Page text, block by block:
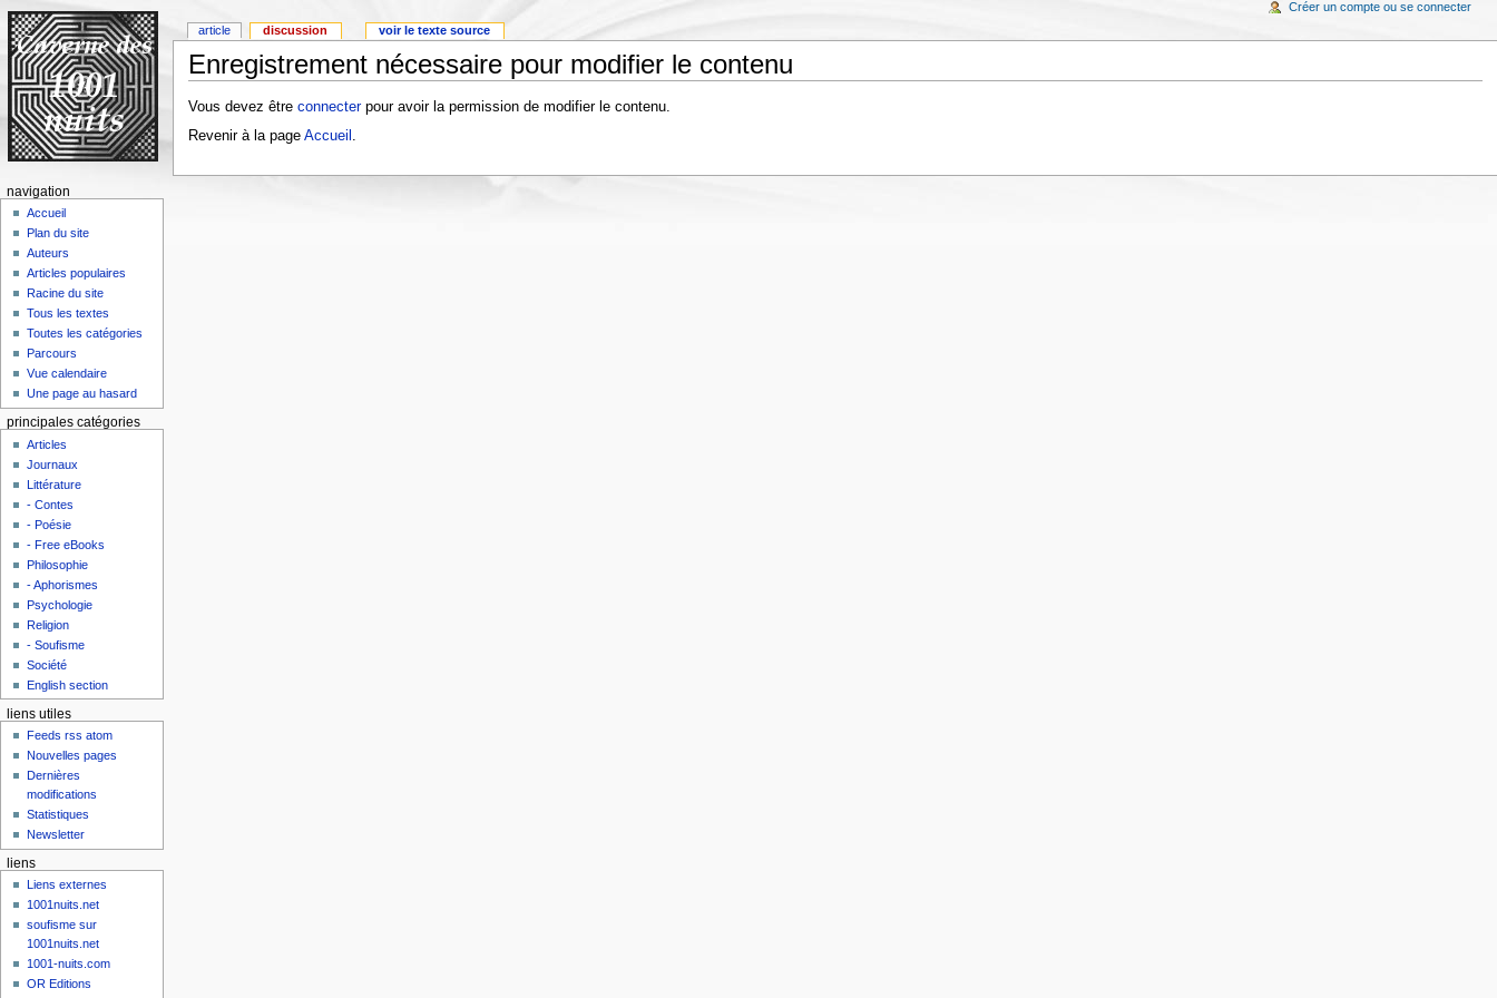
Enregistrement nécessaire pour modifier le contenu
Vous devez être connecterpour avoir la permission de modifier le contenu.
Revenir à la page Accueil
article discussion voir le texte source
Créer un compte ou se connecter
navigation
Accueil
Plan du site
Auteurs
Articles populaires
Racine du site
Tous les textes
Toutes les catégories
Parcours
Vue calendaire
Une page au hasard
principales catégories
Articles
Journaux
Littérature
- Contes
- Poésie
- Free eBooks
Philosophie
- Aphorismes
Psychologie
Religion
- Soufisme
Société
English section
liens utiles
Feeds rss atom
Nouvelles pages
Dernières
modifications
Statistiques
Newsletter
liens
Liens externes
1001nuits.net
soufisme sur
1001nuits.net
1001-nuits.com
OR Editions